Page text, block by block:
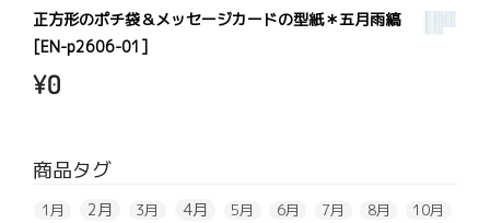
正方形のポチ袋＆メッセージカードの型紙＊五月雨縞
[EN-p2606-01]
¥0
商品タグ
1月 2月 3月 4月 5月 6月 7月 8月 10月